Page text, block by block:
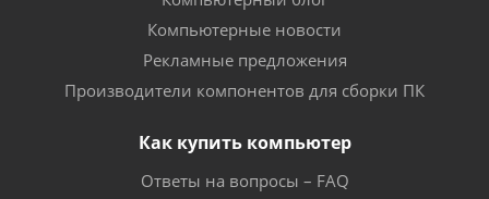
Компьютерные новости
Рекламные предложения
Производители компонентов для сборки ПК
Как купить компьютер
Ответы на вопросы – FAQ